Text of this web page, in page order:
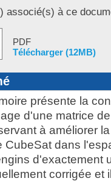
associé(s) à ce
PDF
Télécharger (12MB)
présente la
d'une matrice
à améliorer
CubeSat dans
d'exactement
corrigée et